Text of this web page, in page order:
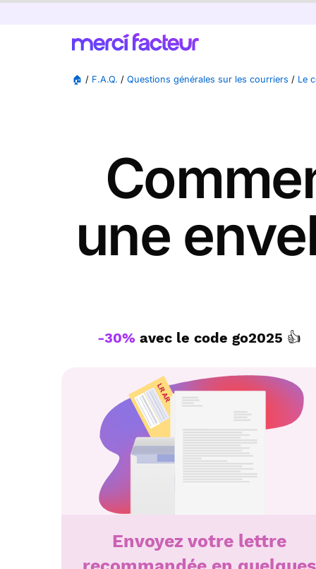
🏠 / F.A.Q. / Questions générales sur les courriers / Le
une
-30% avec le code go2025 👍
Envoyez votre lettre